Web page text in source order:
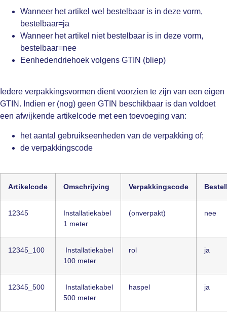
Wanneer het artikel wel bestelbaar is in deze vorm,
bestelbaar=ja
Wanneer het artikel niet bestelbaar is in deze vorm,
bestelbaar=nee
Eenhedendriehoek volgens GTIN (bliep)
Iedere verpakkingsvormen dient voorzien te zijn van een eigen
GTIN. Indien er (nog) geen GTIN beschikbaar is dan voldoet
een afwijkende artikelcode met een toevoeging van:
het aantal gebruikseenheden van de verpakking of;
de verpakkingscode
Artikelcode Omschrijving Verpakkingscode
12345
Installatiekabel
1 meter
(onverpakt) nee
12345_100
Installatiekabel
100 meter
rol ja
12345_500
Installatiekabel
500 meter
haspel ja